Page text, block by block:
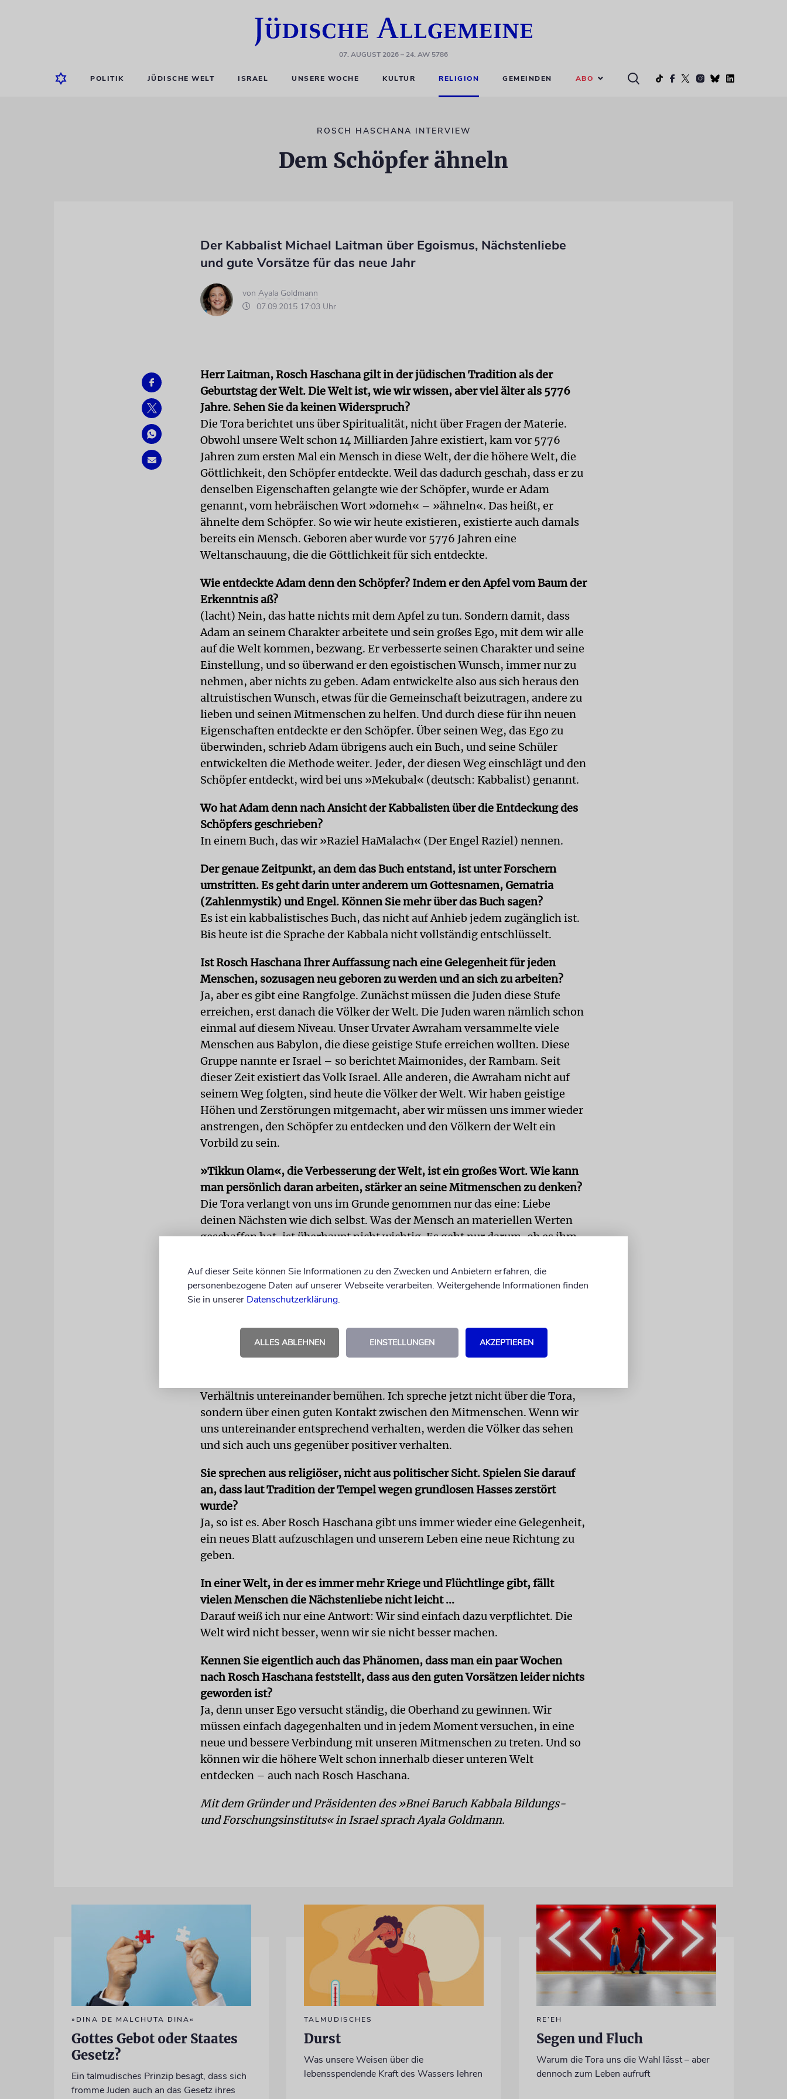
07. AUGUST 2026– 24. AW 5786
POLITIK JÜDISCHE WELT ISRAEL UNSERE WOCHE KULTUR RELIGION GEMEINDEN ABO
ROSCH HASCHANA INTERVIEW
Dem Schöpfer ähneln
Der Kabbalist Michael Laitman über Egoismus, Nächstenliebe
und gute Vorsätze für das neue Jahr
von Ayala Goldmann
07.09.2015 17:03 Uhr
Herr Laitman, Rosch Haschana gilt in der jüdischen Tradition als der
Geburtstag der Welt. Die Welt ist, wie wir wissen, aber viel älter als 5776
Jahre. Sehen Sie da keinen Widerspruch?
Die Tora berichtet uns über Spiritualität, nicht über Fragen der Materie.
Obwohl unsere Welt schon 14 Milliarden Jahre existiert, kam vor 5776
Jahren zum ersten Mal ein Mensch in diese Welt, der die höhere Welt, die
Göttlichkeit, den Schöpfer entdeckte. Weil das dadurch geschah, dass er zu
denselben Eigenschaften gelangte wie der Schöpfer, wurde er Adam
genannt, vom hebräischen Wort »domeh« – »ähneln«. Das heißt, er
ähnelte dem Schöpfer. So wie wir heute existieren, existierte auch damals
bereits ein Mensch. Geboren aber wurde vor 5776 Jahren eine
Weltanschauung, die die Göttlichkeit für sich entdeckte.
Wie entdeckte Adam denn den Schöpfer? Indem er den Apfel vom Baum der
Erkenntnis aß?
(lacht) Nein, das hatte nichts mit dem Apfel zu tun. Sondern damit, dass
Adam an seinem Charakter arbeitete und sein großes Ego, mit dem wir alle
auf die Welt kommen, bezwang. Er verbesserte seinen Charakter und seine
Einstellung, und so überwand er den egoistischen Wunsch, immer nur zu
nehmen, aber nichts zu geben. Adam entwickelte also aus sich heraus den
altruistischen Wunsch, etwas für die Gemeinschaft beizutragen, andere zu
lieben und seinen Mitmenschen zu helfen. Und durch diese für ihn neuen
Eigenschaften entdeckte er den Schöpfer. Über seinen Weg, das Ego zu
überwinden, schrieb Adam übrigens auch ein Buch, und seine Schüler
entwickelten die Methode weiter. Jeder, der diesen Weg einschlägt und den
Schöpfer entdeckt, wird bei uns »Mekubal« (deutsch: Kabbalist) genannt.
Wo hat Adam denn nach Ansicht der Kabbalisten über die Entdeckung des
Schöpfers geschrieben?
In einem Buch, das wir »Raziel HaMalach« (Der Engel Raziel) nennen.
Der genaue Zeitpunkt, an dem das Buch entstand, ist unter Forschern
umstritten. Es geht darin unter anderem um Gottesnamen, Gematria
(Zahlenmystik) und Engel. Können Sie mehr über das Buch sagen?
Es ist ein kabbalistisches Buch, das nicht auf Anhieb jedem zugänglich ist.
Bis heute ist die Sprache der Kabbala nicht vollständig entschlüsselt.
Ist Rosch Haschana Ihrer Auffassung nach eine Gelegenheit für jeden
Menschen, sozusagen neu geboren zu werden und an sich zu arbeiten?
Ja, aber es gibt eine Rangfolge. Zunächst müssen die Juden diese Stufe
erreichen, erst danach die Völker der Welt. Die Juden waren nämlich schon
einmal auf diesem Niveau. Unser Urvater Awraham versammelte viele
Menschen aus Babylon, die diese geistige Stufe erreichen wollten. Diese
Gruppe nannte er Israel – so berichtet Maimonides, der Rambam. Seit
dieser Zeit existiert das Volk Israel. Alle anderen, die Awraham nicht auf
seinem Weg folgten, sind heute die Völker der Welt. Wir haben geistige
Höhen und Zerstörungen mitgemacht, aber wir müssen uns immer wieder
anstrengen, den Schöpfer zu entdecken und den Völkern der Welt ein
Vorbild zu sein.
»Tikkun Olam«, die Verbesserung der Welt, ist ein großes Wort. Wie kann
man persönlich daran arbeiten, stärker an seine Mitmenschen zu denken?
Die Tora verlangt von uns im Grunde genommen nur das eine: Liebe
deinen Nächsten wie dich selbst. Was der Mensch an materiellen Werten
geschaffen hat, ist überhaupt nicht wichtig. Es geht nur darum, ob es ihm
Ausdruck zu bringen. Die Verbesserung der Welt wird nur gelingen, wenn
wir untereinander verbunden bleiben. Ansonsten wird die Welt immer
schlimmer werden, und die Völker der Welt werden mehr und mehr Druck
Sie meinen damit eine stärkere Verbindung zwischen den Juden in der
Verhältnis untereinander bemühen. Ich spreche jetzt nicht über die Tora,
sondern über einen guten Kontakt zwischen den Mitmenschen. Wenn wir
uns untereinander entsprechend verhalten, werden die Völker das sehen
und sich auch uns gegenüber positiver verhalten.
Sie sprechen aus religiöser, nicht aus politischer Sicht. Spielen Sie darauf
an, dass laut Tradition der Tempel wegen grundlosen Hasses zerstört
wurde?
Ja, so ist es. Aber Rosch Haschana gibt uns immer wieder eine Gelegenheit,
ein neues Blatt aufzuschlagen und unserem Leben eine neue Richtung zu
geben.
In einer Welt, in der es immer mehr Kriege und Flüchtlinge gibt, fällt
vielen Menschen die Nächstenliebe nicht leicht ...
Darauf weiß ich nur eine Antwort: Wir sind einfach dazu verpflichtet. Die
Welt wird nicht besser, wenn wir sie nicht besser machen.
Kennen Sie eigentlich auch das Phänomen, dass man ein paar Wochen
nach Rosch Haschana feststellt, dass aus den guten Vorsätzen leider nichts
geworden ist?
Ja, denn unser Ego versucht ständig, die Oberhand zu gewinnen. Wir
müssen einfach dagegenhalten und in jedem Moment versuchen, in eine
neue und bessere Verbindung mit unseren Mitmenschen zu treten. Und so
können wir die höhere Welt schon innerhalb dieser unteren Welt
entdecken – auch nach Rosch Haschana.
Mit dem Gründer und Präsidenten des »Bnei Baruch Kabbala Bildungs-
und Forschungsinstituts« in Israel sprach Ayala Goldmann.
»DINA DE MALCHUTA DINA«
Gottes Gebot oder Staates
Gesetz?
Ein talmudisches Prinzip besagt, dass sich
fromme Juden auch an das Gesetz ihres
TALMUDISCHES
Durst
Was unsere Weisen über die
lebensspendende Kraft des Wassers lehren
RE’EH
Segen und Fluch
Warum die Tora uns die Wahl lässt – aber
dennoch zum Leben aufruft
Auf dieser Seite können Sie Informationen zu den Zwecken und Anbietern erfahren, die
personenbezogene Daten auf unserer Webseite verarbeiten. Weitergehende Informationen finden
Sie in unserer Datenschutzerklärung.
ALLES ABLEHNEN EINSTELLUNGEN AKZEPTIEREN